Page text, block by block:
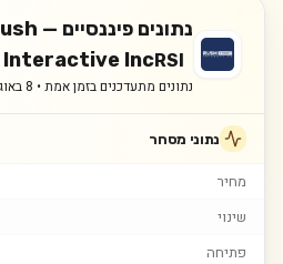
נתונים פיננסיים —
IncRSI
נתונים מתעדכנים בזמן אמת • 8 באוג׳, 09:09
נתוני מסחר
מחיר
שינוי
פתיחה